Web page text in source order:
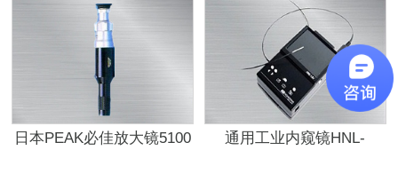
日本PEAK必佳放大镜5100
通用工业内窥镜HNL-